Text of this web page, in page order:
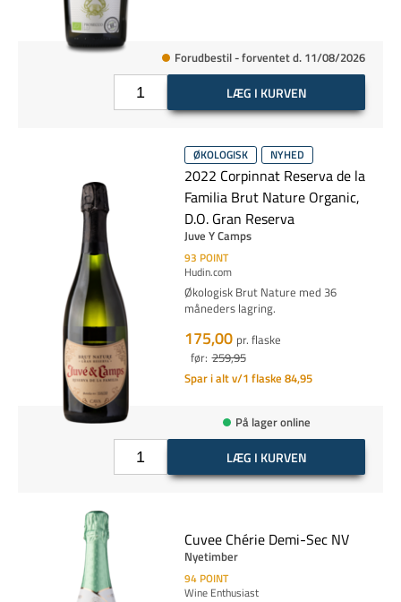
Forudbestil - forventet d. 11/08/2026
LÆG I KURVEN
ØKOLOGISK NYHED
2022 Corpinnat Reserva de la
Familia Brut Nature Organic,
D.O. Gran Reserva
Juve Y Camps
93 POINT
Hudin.com
Økologisk Brut Nature med 36
måneders lagring.
175,00 pr. flaske
før: 259,95
Spar i alt v/1 flaske 84,95
På lager online
LÆG I KURVEN
Cuvee Chérie Demi-Sec NV
Nyetimber
94 POINT
Wine Enthusiast